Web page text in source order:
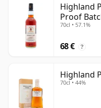
Highland
Proof
años
70cl • 57.1%
68 € ?
Highland
70cl • 44%